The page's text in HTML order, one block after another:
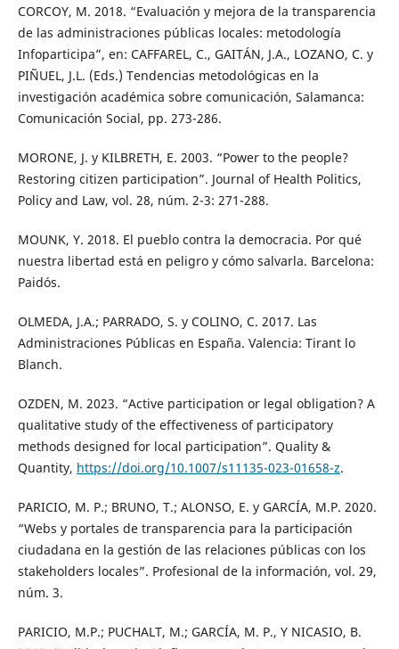
CORCOY, M. 2018. “Evaluación y mejora de la transparencia
de las administraciones públicas locales: metodología
Infoparticipa”, en: CAFFAREL, C., GAITÁN, J.A., LOZANO, C. y
PIÑUEL, J.L. (Eds.) Tendencias metodológicas en la
investigación académica sobre comunicación, Salamanca:
Comunicación Social, pp. 273-286.
MORONE, J. y KILBRETH, E. 2003. “Power to the people?
Restoring citizen participation”. Journal of Health Politics,
Policy and Law, vol. 28, núm. 2-3: 271-288.
MOUNK, Y. 2018. El pueblo contra la democracia. Por qué
nuestra libertad está en peligro y cómo salvarla. Barcelona:
Paidós.
OLMEDA, J.A.; PARRADO, S. y COLINO, C. 2017. Las
Administraciones Públicas en España. Valencia: Tirant lo
Blanch.
OZDEN, M. 2023. “Active participation or legal obligation? A
qualitative study of the effectiveness of participatory
methods designed for local participation”. Quality &
Quantity, https://doi.org/10.1007/s11135-023-01658-z.
PARICIO, M. P.; BRUNO, T.; ALONSO, E. y GARCÍA, M.P. 2020.
“Webs y portales de transparencia para la participación
ciudadana en la gestión de las relaciones públicas con los
stakeholders locales”. Profesional de la información, vol. 29,
núm. 3.
PARICIO, M.P.; PUCHALT, M.; GARCÍA, M. P., Y NICASIO, B.